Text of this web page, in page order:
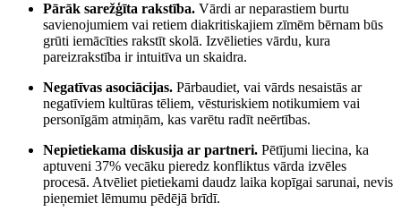
Pārāk sarežģīta rakstība. Vārdi ar neparastiem burtu
savienojumiem vai retiem diakritiskajiem zīmēm bērnam būs
grūti iemācīties rakstīt skolā. Izvēlieties vārdu, kura
pareizrakstība ir intuitīva un skaidra.
Negatīvas asociācijas. Pārbaudiet, vai vārds nesaistās ar
negatīviem kultūras tēliem, vēsturiskiem notikumiem vai
personīgām atmiņām, kas varētu radīt neērtības.
Nepietiekama diskusija ar partneri. Pētījumi liecina, ka
aptuveni 37% vecāku pieredz konfliktus vārda izvēles
procesā. Atvēliet pietiekami daudz laika kopīgai sarunai, nevis
pieņemiet lēmumu pēdējā brīdī.